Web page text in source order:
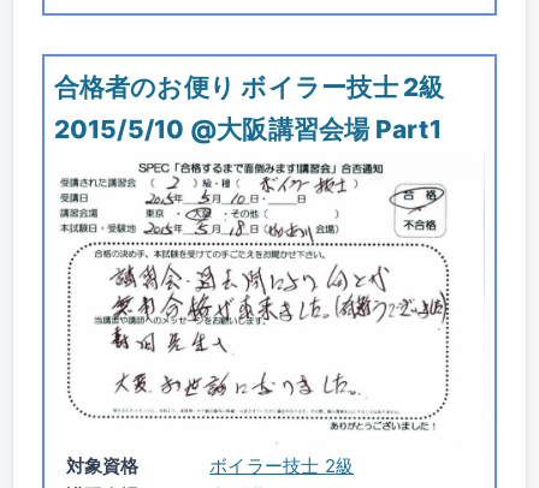
合格者のお便り ボイラー技士 2級
2015/5/10 @大阪講習会場 Part1
対象資格
ボイラー技士 2級